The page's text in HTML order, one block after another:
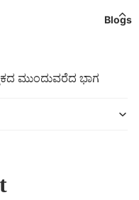
Blogs
ಮುಂದುವರೆದ ಭಾಗ